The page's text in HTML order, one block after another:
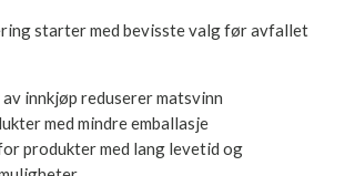
som grunnverdi
starter med bevisste valg før avfallet
av innkjøp reduserer matsvinn
med mindre emballasje